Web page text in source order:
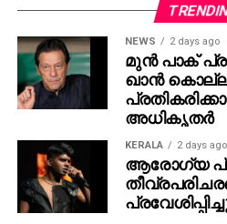
അനില്‍ പിള്ള, ദീപു ബോസ്
തുടര്‍ന്ന് ചിത്രത്തിലെ പാട്ടിന്
അലന്‍സിയറും ചുവടുവെച്ചു.
കമ്പനിയാണ് ചിത്രം നവംബര്‍
മാര്‍ക്കറ്റിംഗ്
NEWS 2 days ago
മുന്‍ പാക്
ഖാന്‍
അധികൃതര്‍
KERALA 2 days ago
ആരോഗ്യ